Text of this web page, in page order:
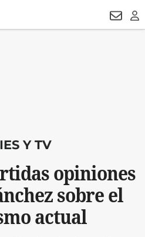
Y TV
opiniones
sobre el
actual